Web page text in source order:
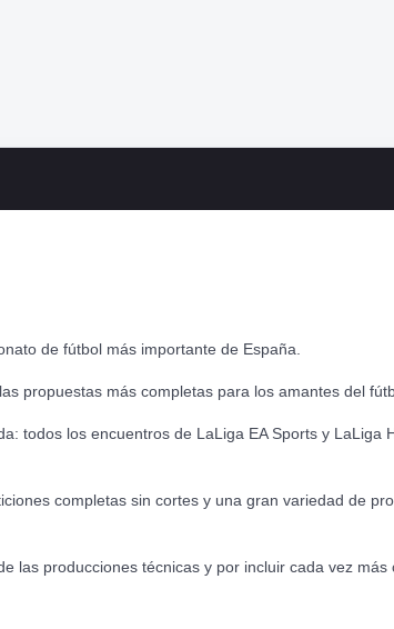
de fútbol más importante de España.
propuestas más completas para los amantes del
todos los encuentros de LaLiga EA Sports y LaLiga
completas sin cortes y una gran variedad de
las producciones técnicas y por incluir cada vez más